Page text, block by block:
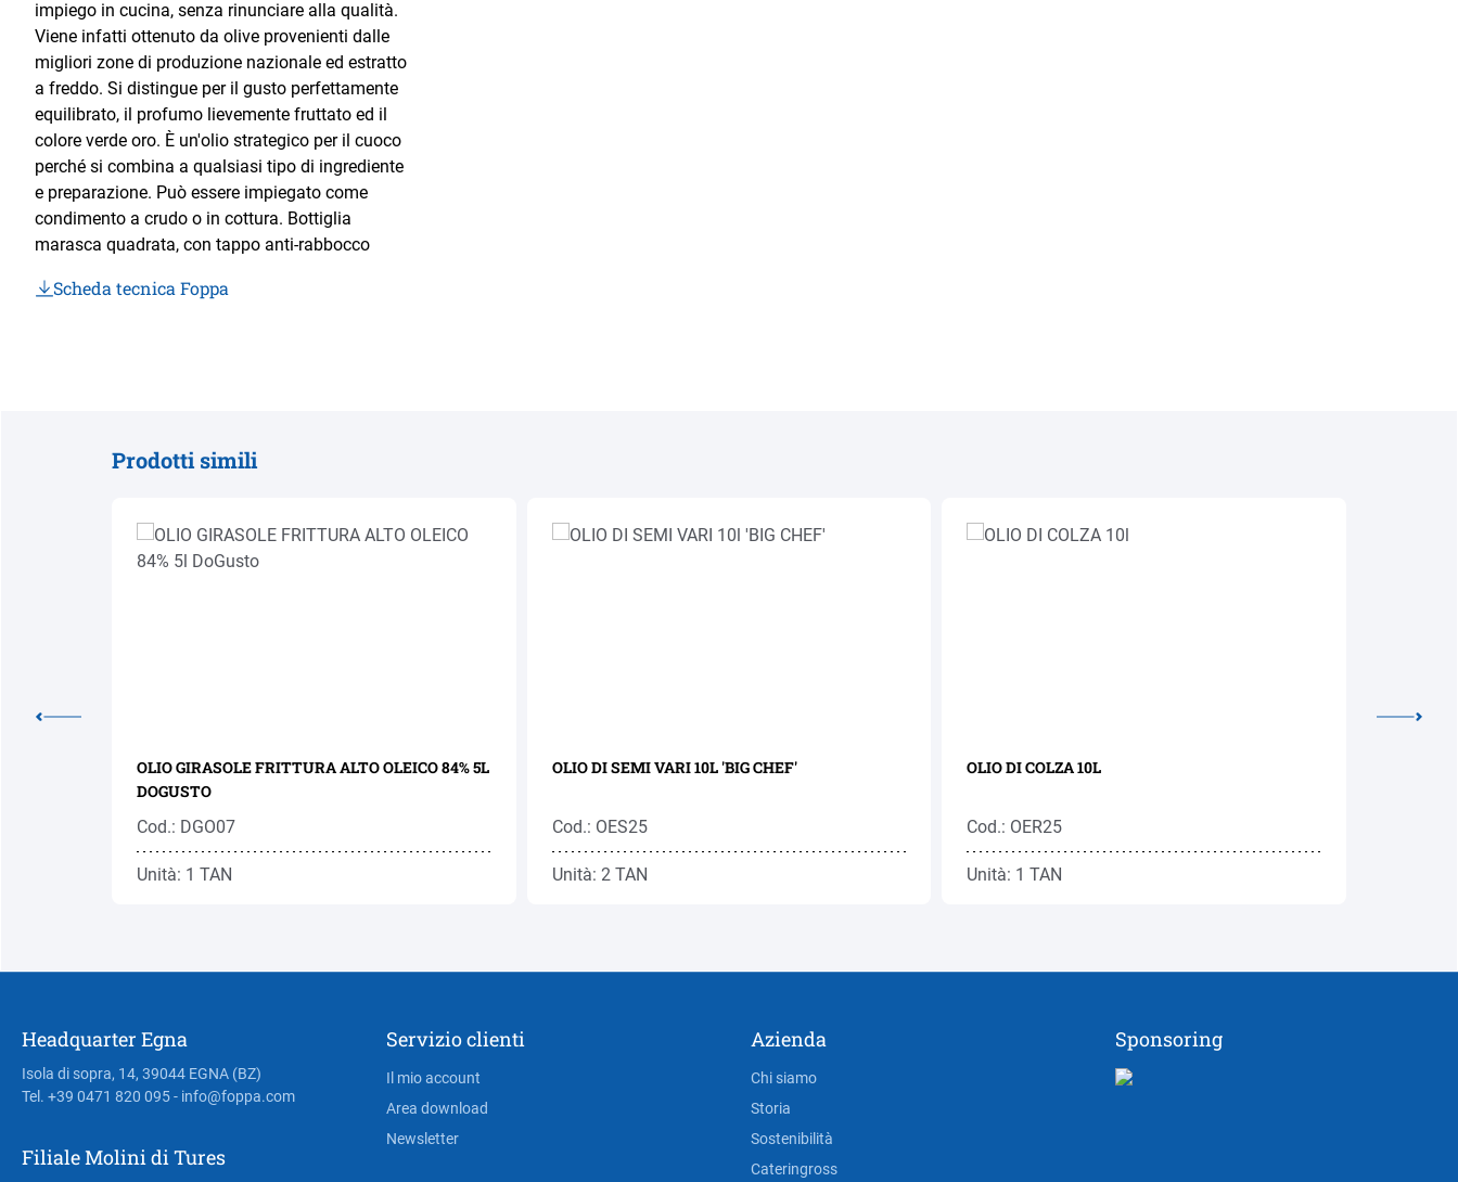
impiego in cucina, senza rinunciare alla qualità.
Viene infatti ottenuto da olive provenienti dalle
migliori zone di produzione nazionale ed estratto
a freddo. Si distingue per il gusto perfettamente
equilibrato, il profumo lievemente fruttato ed il
colore verde oro. È un'olio strategico per il cuoco
perché si combina a qualsiasi tipo di ingrediente
e preparazione. Può essere impiegato come
condimento a crudo o in cottura. Bottiglia
marasca quadrata, con tappo anti-rabbocco
Scheda tecnica Foppa
Prodotti simili
OLIO GIRASOLE FRITTURA ALTO OLEICO 84% 5L
DOGUSTO
Cod.: DGO07
Unità: 1 TAN
OLIO DI SEMI VARI 10L 'BIG CHEF'
Cod.: OES25
Unità: 2 TAN
OLIO DI COLZA 10L
Cod.: OER25
Unità: 1 TAN
Headquarter Egna
Isola di sopra, 14, 39044 EGNA (BZ)
Tel. +39 0471 820 095- info@foppa.com
Filiale Molini di Tures
Servizio clienti
Il mio account
Area download
Newsletter
Azienda
Chi siamo
Storia
Sostenibilità
Cateringross
Sponsoring